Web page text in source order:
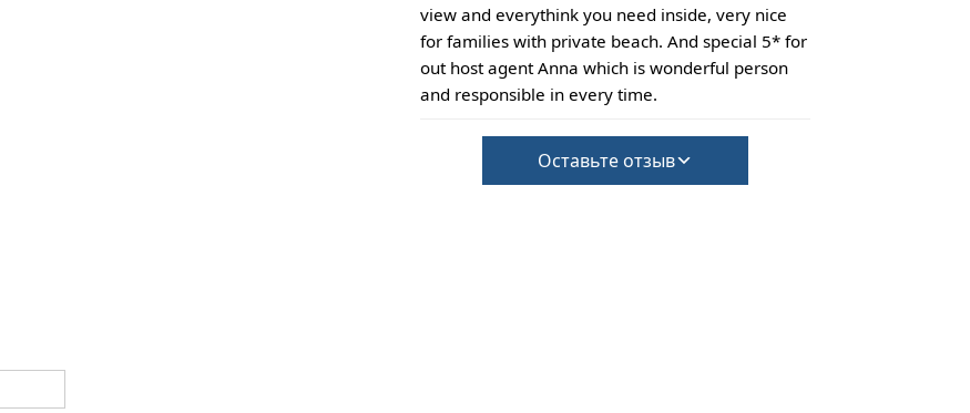
view and everythink you need inside, very nice
for families with private beach. And special 5* for
out host agent Anna which is wonderful person
and responsible in every time.
Оставьте отзыв